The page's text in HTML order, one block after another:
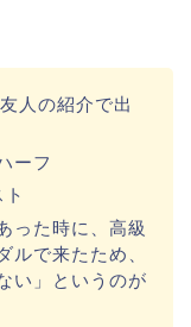
人の紹介で出
ーフ
った時に、高級
ルで来たため、
い」というのが